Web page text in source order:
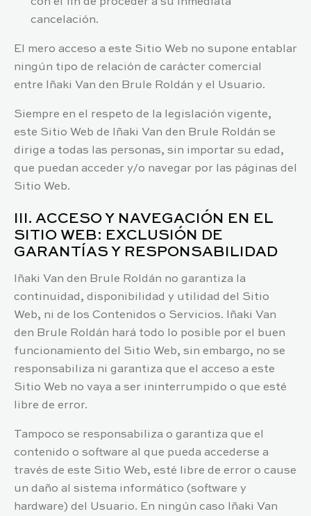
cancelación.
El mero acceso a este Sitio Web no supone entablar
ningún tipo de relación de carácter comercial
entre
Iñaki Van den Brule Roldán y el Usuario.
Siempre en el respeto de la legislación vigente,
este Sitio Web de
Iñaki Van den Brule Roldán se
dirige a todas las personas, sin importar su edad,
que puedan acceder y/o navegar por las páginas del
Sitio Web.
III. ACCESO Y NAVEGACIÓN EN EL
SITIO WEB: EXCLUSIÓN DE
GARANTÍAS Y RESPONSABILIDAD
Iñaki Van den Brule Roldán no garantiza la
continuidad, disponibilidad y utilidad del Sitio
Web, ni de los Contenidos o Servicios.
Iñaki Van
den Brule Roldán hará todo lo posible por el buen
funcionamiento del Sitio Web, sin embargo, no se
responsabiliza ni garantiza que el acceso a este
Sitio Web no vaya a ser ininterrumpido o que esté
libre de error.
Tampoco se responsabiliza o garantiza que el
contenido o software al que pueda accederse a
través de este Sitio Web, esté libre de error o cause
un daño al sistema informático (software y
hardware) del Usuario. En ningún caso
Iñaki Van